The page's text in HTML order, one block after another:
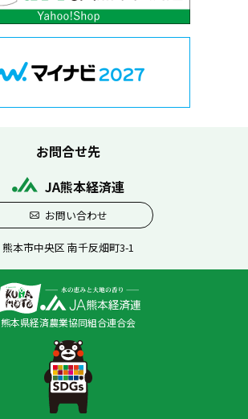
お問合せ先
JA熊本経済連
お問い合わせ
熊本市中央区 南千反畑町3-1
熊本県経済農業協同組合連合会